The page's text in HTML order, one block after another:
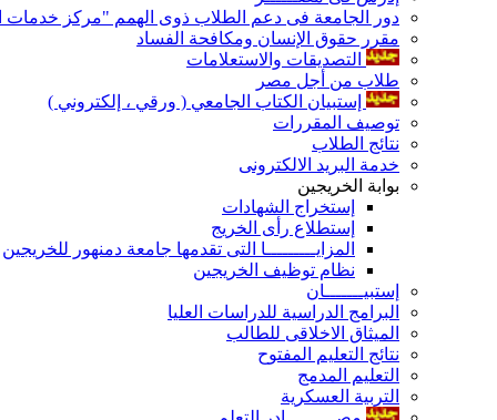
دور الجامعة فى دعم الطلاب ذوى الهمم "مركز خدمات
مقرر حقوق الإنسان ومكافحة الفساد
التصديقات والاستعلامات
طلاب من أجل مصر
إستبيان الكتاب الجامعي ( ورقي ، إلكتروني )
توصيف المقررات
نتائج الطلاب
خدمة البريد الالكترونى
بوابة الخريجين
إستخراج الشهادات
إستطلاع رأى الخريج
المزايـــــــــا التى تقدمها جامعة دمنهور للخريجين
نظام توظيف الخريجين
إستبيـــــــان
البرامج الدراسية للدراسات العليا
الميثاق الاخلاقى للطالب
نتائج التعليم المفتوح
التعليم المدمج
التربية العسكرية